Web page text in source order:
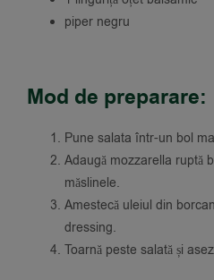
piper negru
Mod de preparare:
Pune salata într-un bol
Adaugă mozzarella ruptă
măslinele.
Amestecă uleiul din
dressing.
Toarnă peste salată și